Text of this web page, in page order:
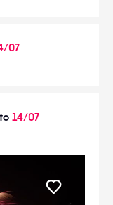
ÉVÉNEMENTS
07
14/07